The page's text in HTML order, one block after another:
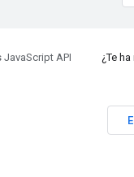
JavaScript API ¿Te